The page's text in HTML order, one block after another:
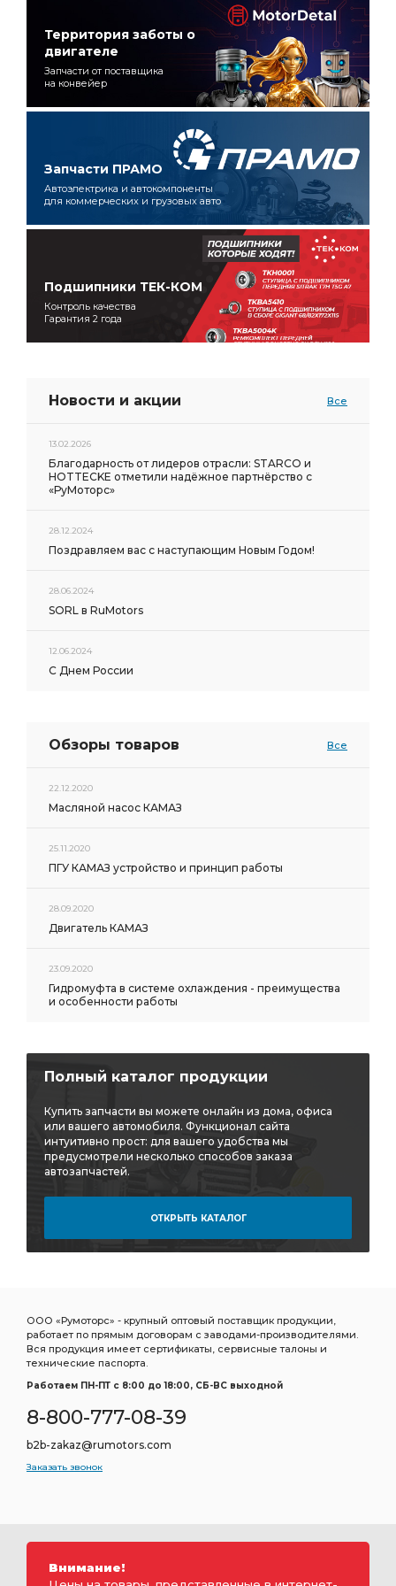
Территория заботы о
двигателе
Запчасти от поставщика
на конвейер
Запчасти ПРАМО
Автоэлектрика и автокомпоненты
для коммерческих и грузовых авто
Подшипники ТЕК-КОМ
Контроль качества
Гарантия 2 года
Новости и акции Все
13.02.2026
Благодарность от лидеров отрасли: STARCO и
HOTTECKE отметили надёжное партнёрство с
«РуМоторс»
28.12.2024
Поздравляем вас с наступающим Новым Годом!
28.06.2024
SORL в RuMotors
12.06.2024
С Днем России
Обзоры товаров Все
22.12.2020
Масляной насос КАМАЗ
25.11.2020
ПГУ КАМАЗ устройство и принцип работы
28.09.2020
Двигатель КАМАЗ
23.09.2020
Гидромуфта в системе охлаждения - преимущества
и особенности работы
Полный каталог продукции
Купить запчасти вы можете онлайн из дома, офиса
или вашего автомобиля. Функционал сайта
интуитивно прост: для вашего удобства мы
предусмотрели несколько способов заказа
автозапчастей.
ОТКРЫТЬ КАТАЛОГ
ООО «Румоторс» - крупный оптовый поставщик продукции,
работает по прямым договорам с заводами-производителями.
Вся продукция имеет сертификаты, сервисные талоны и
технические паспорта.
Работаем ПН-ПТ c 8:00 до 18:00, СБ-ВС выходной
8-800-777-08-39
b2b-zakaz@rumotors.com
Заказать звонок
Внимание!